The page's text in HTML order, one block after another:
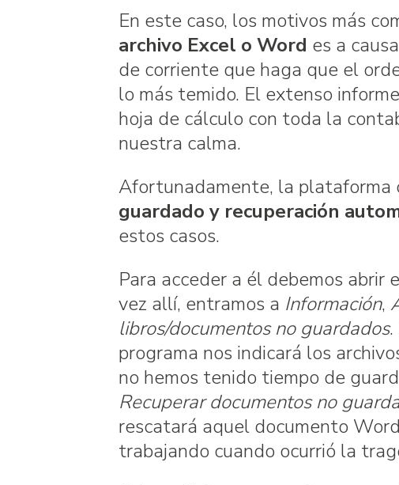
En este caso, los motivos más
archivo Excel o Word es a
de corriente que haga que el
lo más temido. El extenso
hoja de cálculo con toda la
nuestra calma.
Afortunadamente, la
guardado y recuperación
estos casos.
Para acceder a él debemos abrir
vez allí, entramos a Información,
libros/documentos no guardados
programa nos indicará los
no hemos tenido tiempo de
Recuperar documentos no
rescatará aquel documento
trabajando cuando ocurrió la